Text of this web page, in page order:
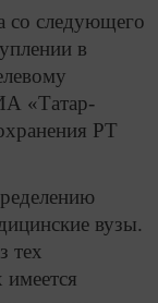
со следующего
в
«Татар-
РТ
вузы.
тех